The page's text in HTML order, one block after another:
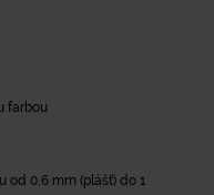
farbou
od 0,6 mm (plášť) do 1